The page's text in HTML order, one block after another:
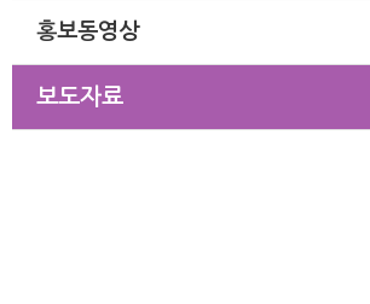
홍보동영상
보도자료